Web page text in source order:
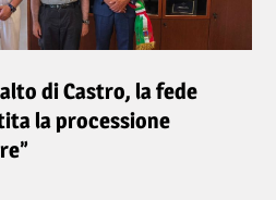
di Castro, la fede
la processione